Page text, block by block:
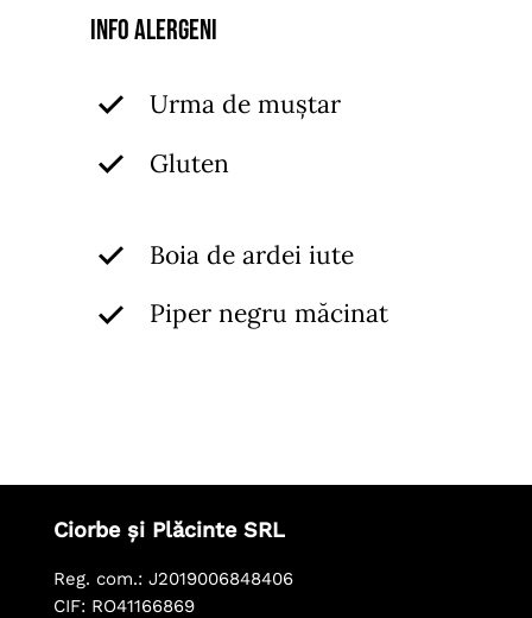
Info Alergeni
Urma de muștar
Gluten
Boia de ardei iute
Piper negru măcinat
Ciorbe și Plăcinte SRL
Reg. com.: J2019006848406
CIF: RO41166869